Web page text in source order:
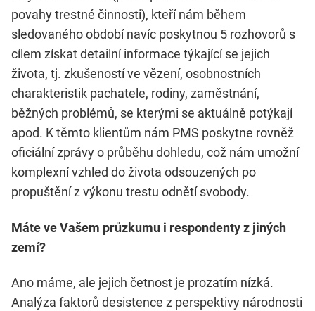
povahy trestné činnosti), kteří nám během
sledovaného období navíc poskytnou 5 rozhovorů s
cílem získat detailní informace týkající se jejich
života, tj. zkušeností ve vězení, osobnostních
charakteristik pachatele, rodiny, zaměstnání,
běžných problémů, se kterými se aktuálně potýkají
apod. K těmto klientům nám PMS poskytne rovněž
oficiální zprávy o průběhu dohledu, což nám umožní
komplexní vzhled do života odsouzených po
propuštění z výkonu trestu odnětí svobody.
Máte ve Vašem průzkumu i respondenty z jiných
zemí?
Ano máme, ale jejich četnost je prozatím nízká.
Analýza faktorů desistence z perspektivy národnosti